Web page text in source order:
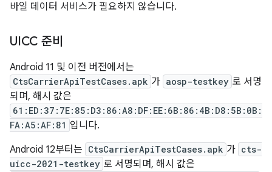
바일 데이터 서비스가 필요하지 않습니다.
UICC 준비
Android 11 및 이전 버전에서는
CtsCarrierApiTestCases.apk 가 aosp-testkey 로 서명
되며, 해시 값은
61:ED:37:7E:85:D3:86:A8:DF:EE:6B:86:4B:D8:5B:0B:
FA:A5:AF:81 입니다.
Android 12부터는 CtsCarrierApiTestCases.apk 가 cts-
uicc-2021-testkey 로 서명되며, 해시 값은